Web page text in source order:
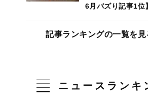
6月バズり記事1位】
記事ランキングの一覧を見
ニュースランキ